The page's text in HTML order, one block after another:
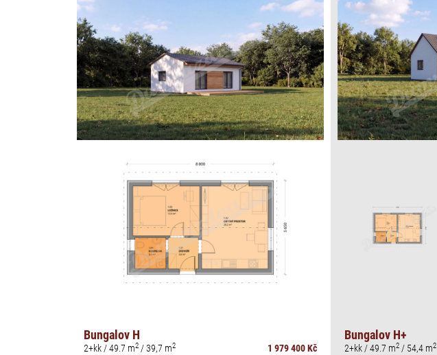
Bungalov H
2+kk / 49.7 m2 / 39,7 m2 1 979 400 Kč
Bungalov H+
2+kk / 49.7 m2 / 54,4 m2